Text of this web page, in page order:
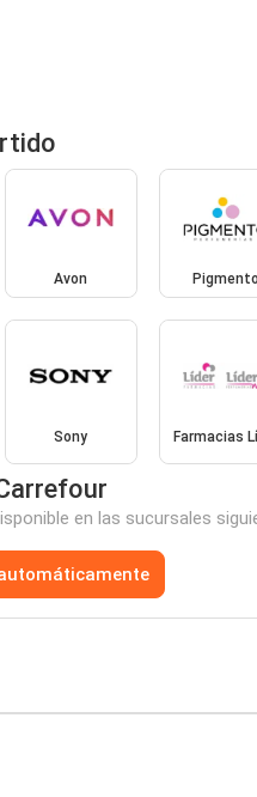
Avon Pigmento
Sony Farmacias
en las sucursales